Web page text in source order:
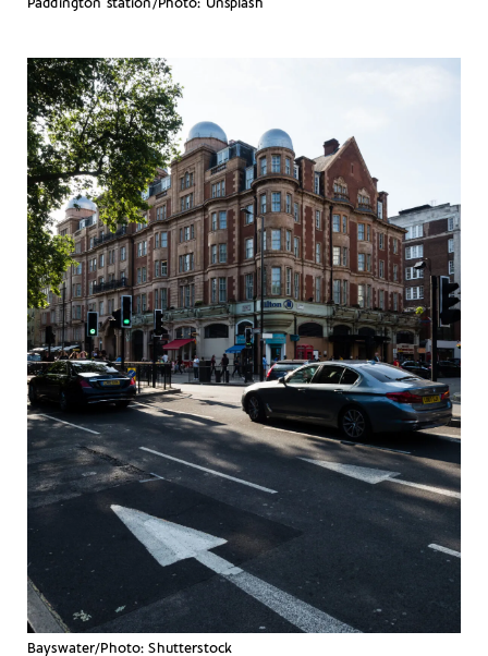
Paddington station/Photo: Unsplash
Bayswater/Photo: Shutterstock